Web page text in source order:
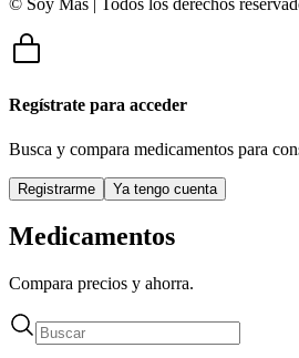
© Soy Más | Todos los derechos
Regístrate para acceder
Busca y compara medicamentos para
Registrarme Ya tengo cuenta
Medicamentos
Compara precios y ahorra.